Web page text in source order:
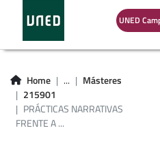
UNED
Home ...
Másteres
215901
PRÁCTICAS NARRATIVAS
FRENTE A ...
FRENTE A
CLIMÁTICA